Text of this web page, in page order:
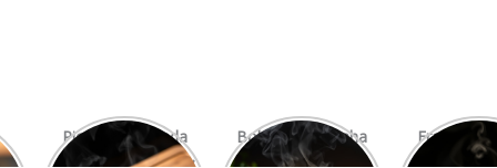
Picanha Grelhada
com Chimichurri
Bolo de Pamonha
na Palha
Frango
com